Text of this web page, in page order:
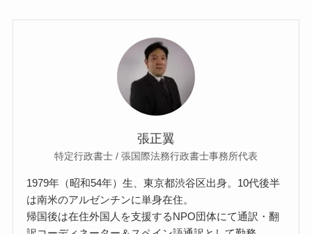
張正翼
特定行政書士 / 張国際法務行政書士事務所代表
1979年（昭和54年）生、東京都渋谷区出身。10代後半
は南米のアルゼンチンに単身在住。
帰国後は在住外国人を支援するNPO団体にて通訳・翻